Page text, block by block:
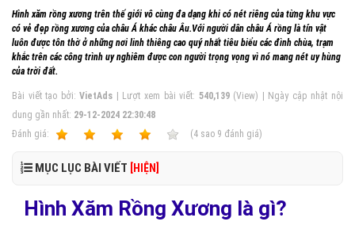
Hình xăm rồng xương trên thế giới vô cùng đa dạng khi có nét riêng của từng khu vực
có vẻ đẹp rồng xương của châu Á khác châu Âu.Với người dân châu Á rồng là tín vật
luôn được tôn thờ ở những nơi linh thiêng cao quý nhất tiêu biểu các đình chùa, trạm
khắc trên các công trình uy nghiêm được con người trọng vọng vì nó mang nét uy hùng
của trời đất.
Bài viết tạo bởi:VietAds | Lượt xem bài viết: 540,139(View) | Ngày cập nhật nội
dung gần nhất: 29-12-2024 22:30:48
Ðánh giá:
(4 sao 9 đánh giá)
MỤC LỤC BÀI VIẾT [HIỆN]
Hình Xăm Rồng Xương là gì?